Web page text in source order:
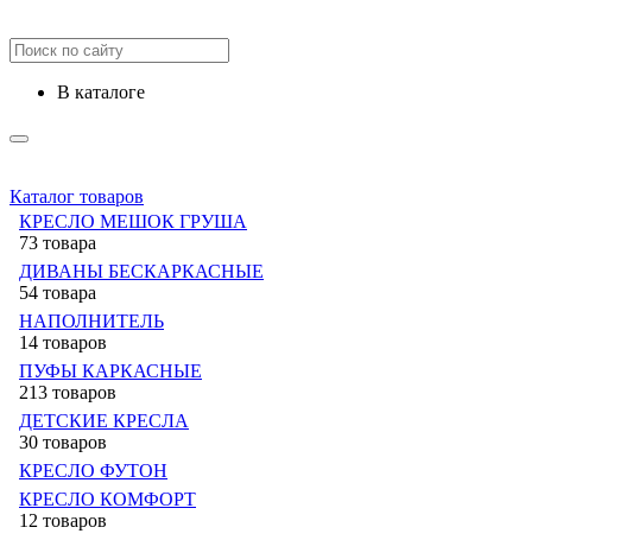
в каталоге
Каталог товаров
КРЕСЛО МЕШОК ГРУША
73 товара
ДИВАНЫ БЕСКАРКАСНЫЕ
54 товара
НАПОЛНИТЕЛЬ
14 товаров
ПУФЫ КАРКАСНЫЕ
213 товаров
ДЕТСКИЕ КРЕСЛА
30 товаров
КРЕСЛО ФУТОН
КРЕСЛО КОМФОРТ
12 товаров